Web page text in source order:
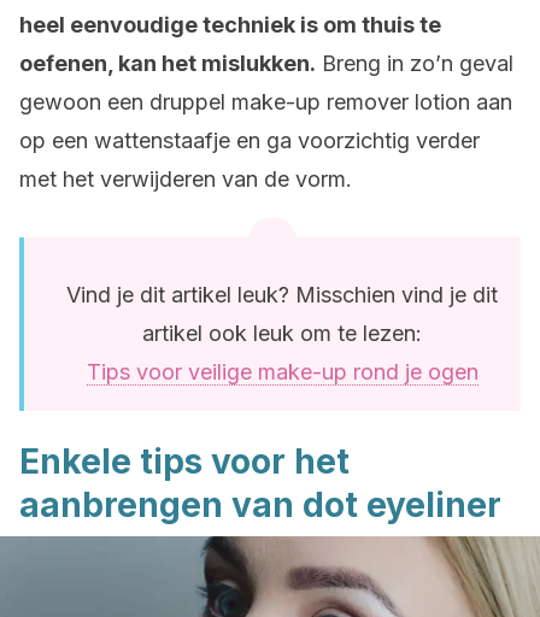
heel eenvoudige techniek is om thuis te
oefenen, kan het mislukken. Breng in zo’n geval
gewoon een druppel make-up remover lotion aan
op een wattenstaafje en ga voorzichtig verder
met het verwijderen van de vorm.
Vind je dit artikel leuk? Misschien vind je dit
artikel ook leuk om te lezen:
Tips voor veilige make-up rond je ogen
Enkele tips voor het
aanbrengen van dot eyeliner